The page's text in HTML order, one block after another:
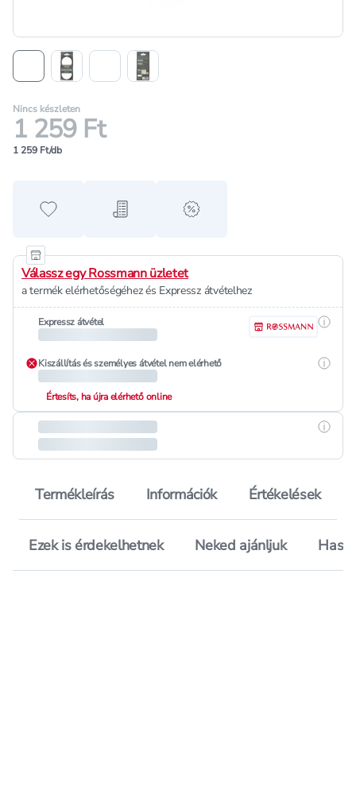
Nincs készleten
1 259 Ft
1 259 Ft/db
Hozzáadás a kedvencekhez
Hozzáadás a bevásárló listához
alert when on sale
Válassz egy Rossmann üzletet
a termék elérhetőségéhez és Expressz átvételhez
Expressz átvétel
Kiszállítás és személyes átvétel nem elérhető
Értesíts, ha újra elérhető online
Termékleírás Információk Értékelések
Ezek is érdekelhetnek Neked ajánljuk